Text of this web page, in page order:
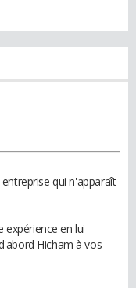
qui n'apparaît
expérience en lui
Hicham à vos